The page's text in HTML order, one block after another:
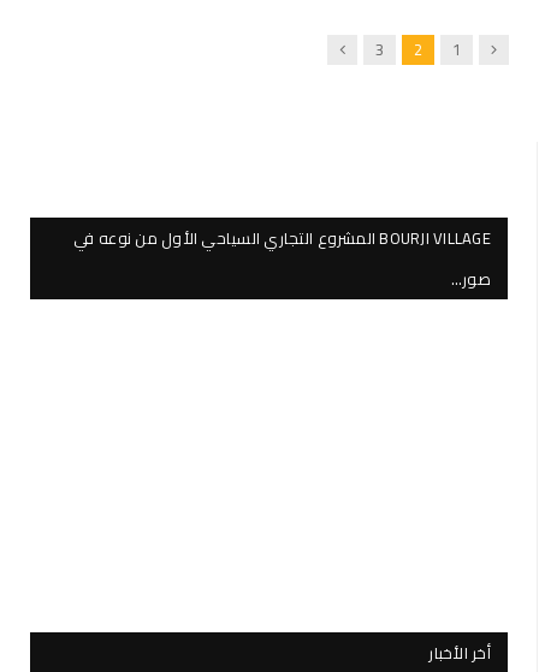
Previous
1
2
3
Next
BOURJI VILLAGE المشروع التجاري السياحي الأول من نوعه في
صور…
أخر الأخبار